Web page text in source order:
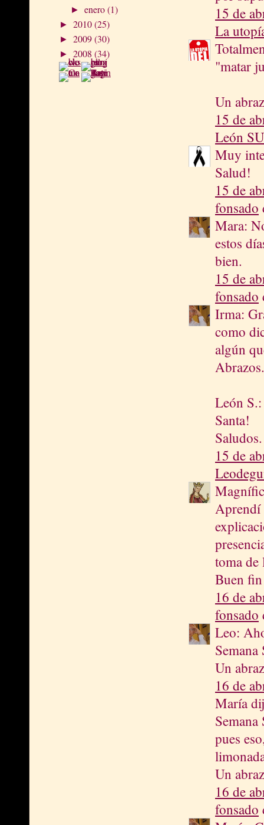
►enero(1)
► 2010(25)
► 2009(30)
► 2008 (34)
15 de
La
"matar
Un
15 de
León
Muy
Salud!
15 de
fonsado
Mara:
estos
bien.
15 de
fonsado
Irma:
como
algún
Abrazos.
León
Santa!
Saludos.
15 de
Aprendí
toma
Buen fin
16 de
fonsado
Leo:
Un
16 de
María
pues
Un
16 de
fonsado